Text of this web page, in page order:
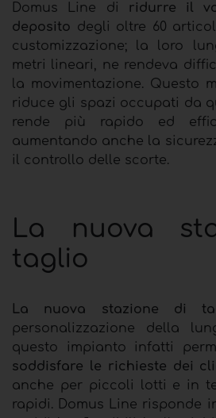
Domus Line di ridurre il
deposito degli oltre 60
customizzazione; la loro
metri lineari, ne rendeva
la movimentazione. Questo
riduce gli spazi occupati da
rende più rapido ed
aumentando anche la
il controllo delle scorte.
La nuova
taglio
La nuova stazione di
personalizzazione della
questo impianto infatti
soddisfare le richieste dei
anche per piccoli lotti e in
rapidi. Domus Line risponde